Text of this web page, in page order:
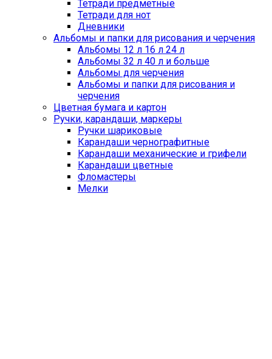
Тетради предметные
Тетради для нот
Дневники
Альбомы и папки для рисования и черчения
Альбомы 12 л 16 л 24 л
Альбомы 32 л 40 л и больше
Альбомы для черчения
Альбомы и папки для рисования и
черчения
Цветная бумага и картон
Ручки, карандаши, маркеры
Ручки шариковые
Карандаши чернографитные
Карандаши механические и грифели
Карандаши цветные
Фломастеры
Мелки